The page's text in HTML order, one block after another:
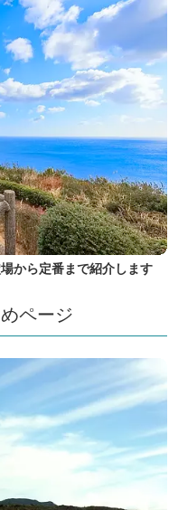
から定番まで紹介します
ページ